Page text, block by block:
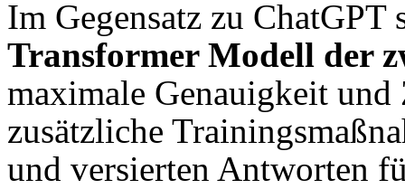
Im Gegensatz zu
Transformer Modell der
maximale Genauigkeit und
zusätzliche
und versierten Antworten